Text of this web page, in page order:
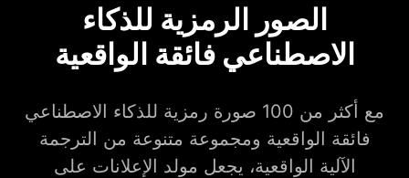
الصور الرمزية للذكاء
الاصطناعي فائقة الواقعية
مع أكثر من 100 صورة رمزية للذكاء الاصطناعي
فائقة الواقعية ومجموعة متنوعة من الترجمة
الآلية الواقعية، يجعل مولد الإعلانات على